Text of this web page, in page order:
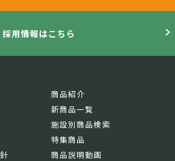
採用情報はこちら
商品紹介
新商品一覧
施設別商品検索
特集商品
商品説明動画